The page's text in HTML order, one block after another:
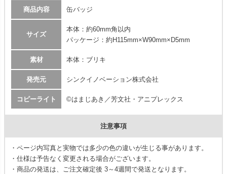
商品内容 缶バッジ
サイズ
本体：約60mm角以内
パッケージ：約H115mm×W90mm×D5mm
素材 本体：ブリキ
発売元 シンクイノベーション株式会社
コピーライト ©はまじあき／芳文社・アニプレックス
注意事項
・ページ内写真と実物では多少の色の違いが生じる事があります。
・仕様は予告なく変更される場合がございます。
・商品の発送は、ご注文確定後 3～4週間で発送となります。